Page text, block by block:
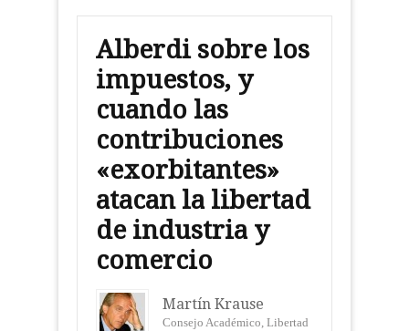
Alberdi sobre los
impuestos, y
cuando las
contribuciones
«exorbitantes»
atacan la libertad
de industria y
comercio
Martín Krause
Consejo Académico, Libertad